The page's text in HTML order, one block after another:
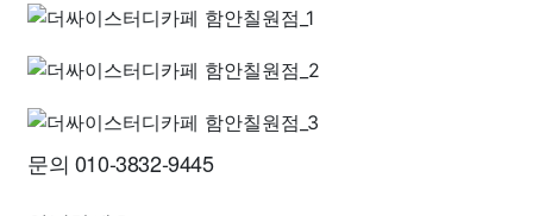
문의 010-3832-9445